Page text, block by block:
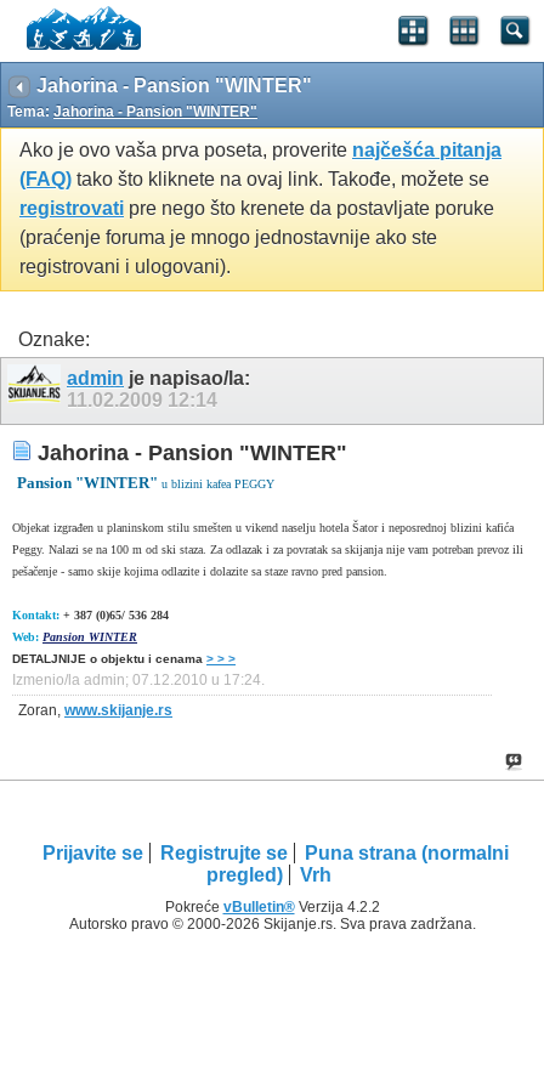
Jahorina - Pansion "WINTER"
Tema: Jahorina - Pansion "WINTER"
Ako je ovo vaša prva poseta, proverite najčešća pitanja
(FAQ) tako što kliknete na ovaj link. Takođe, možete se
registrovati pre nego što krenete da postavljate poruke
(praćenje foruma je mnogo jednostavnije ako ste
registrovani i ulogovani).
Oznake:
admin je napisao/la:
11.02.2009 12:14
Jahorina - Pansion "WINTER"
Pansion "WINTER" u blizini kafea PEGGY
Objekat izgrađen u planinskom stilu smešten u vikend naselju hotela Šator i neposrednoj blizini kafića
Peggy. Nalazi se na 100 m od ski staza. Za odlazak i za povratak sa skijanja nije vam potreban prevoz ili
pešačenje - samo skije kojima odlazite i dolazite sa staze ravno pred pansion.
Kontakt: + 387 (0)65/ 536 284
Web: Pansion WINTER
DETALJNIJE o objektu i cenama > > >
Izmenio/la admin; 07.12.2010 u 17:24.
Zoran, www.skijanje.rs
Prijavite se Registrujte se
Puna strana (normalni
pregled)
Vrh
Pokreće vBulletin®Verzija 4.2.2
Autorsko pravo © 2000-2026 Skijanje.rs. Sva prava zadržana.